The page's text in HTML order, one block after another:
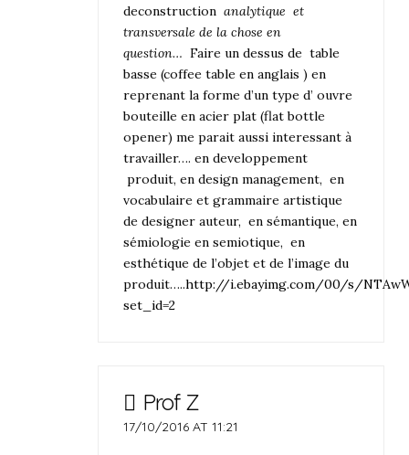
deconstruction analytique et
transversale de la chose en
question… Faire un dessus de table
basse (coffee table en anglais ) en
reprenant la forme d’un type d’ ouvre
bouteille en acier plat (flat bottle
opener) me parait aussi interessant à
travailler…. en developpement
produit, en design management, en
vocabulaire et grammaire artistique
de designer auteur, en sémantique, en
sémiologie en semiotique, en
esthétique de l’objet et de l’image du
produit…..http://i.ebayimg.com/00/s/
set_id=2
Prof Z
17/10/2016 AT 11:21